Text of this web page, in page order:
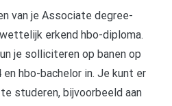
van je Associate degree-
erkend hbo-diploma.
je solliciteren op banen op
hbo-bachelor in. Je kunt er
studeren, bijvoorbeeld aan